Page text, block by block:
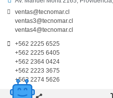
ventas@tecnomar.cl
ventas3@tecnomar.cl
ventas4@tecnomar.cl​
+562 2225 6525
+562 2225 6405
+562 2364 0424
+562 2223 3675
+562 2274 5626